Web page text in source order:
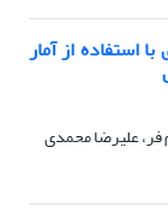
استفاده از آمار
فر، علیرضا محمدی